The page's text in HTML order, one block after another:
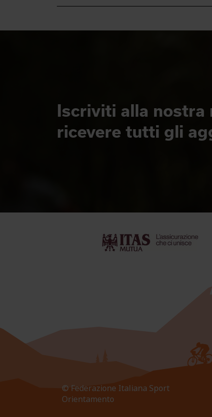
Iscriviti alla
ricevere tutti gli
© Federazione Italiana Sport
Orientamento